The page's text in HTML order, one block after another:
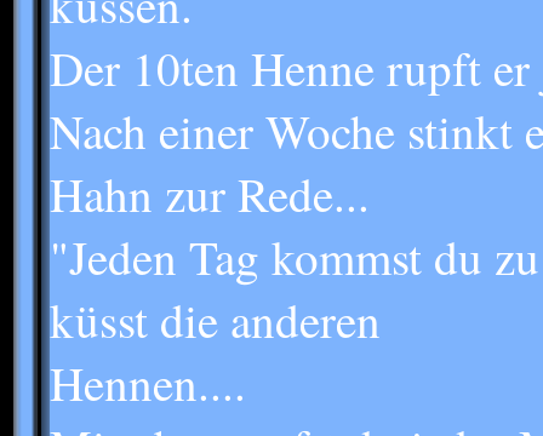
Der 10ten Henne rupft
Nach einer Woche stinkt
Hahn zur Rede...
"Jeden Tag kommst du
küsst die anderen
Hennen....